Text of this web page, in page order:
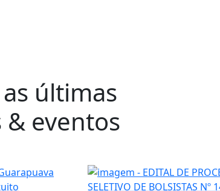
últimas
& eventos